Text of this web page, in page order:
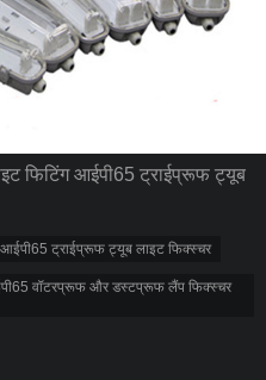
फिटिंग आईपी65 ट्राईप्रूफ ट्यूब
ट्राईप्रूफ ट्यूब लाइट फिक्स्चर
वॉटरप्रूफ और डस्टप्रूफ लैंप फिक्स्चर